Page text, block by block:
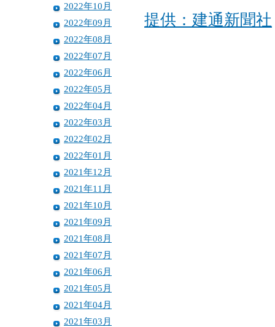
2022年10月
2022年09月
2022年08月
2022年07月
2022年06月
2022年05月
2022年04月
2022年03月
2022年02月
2022年01月
2021年12月
2021年11月
2021年10月
2021年09月
2021年08月
2021年07月
2021年06月
2021年05月
2021年04月
2021年03月
提供：建通新聞社